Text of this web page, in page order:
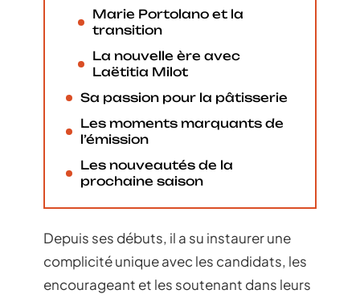
Marie Portolano et la
transition
La nouvelle ère avec
Laëtitia Milot
Sa passion pour la pâtisserie
Les moments marquants de
l’émission
Les nouveautés de la
prochaine saison
Depuis ses débuts, il a su instaurer une
complicité unique avec les candidats, les
encourageant et les soutenant dans leurs